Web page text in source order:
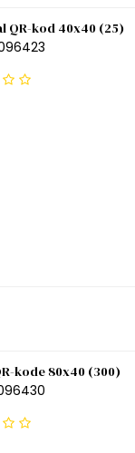
QR-kod 40x40 (25)
kode 80x40 (300)